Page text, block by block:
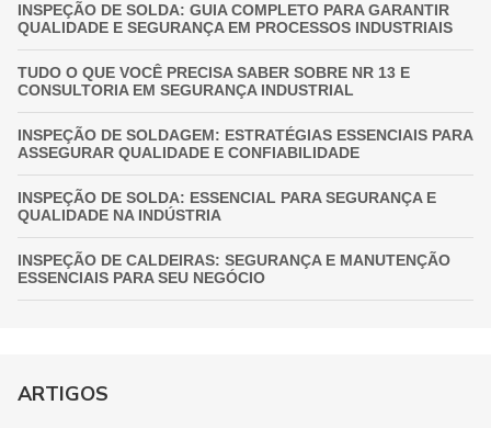
INSPEÇÃO DE SOLDA: GUIA COMPLETO PARA GARANTIR
QUALIDADE E SEGURANÇA EM PROCESSOS INDUSTRIAIS
TUDO O QUE VOCÊ PRECISA SABER SOBRE NR 13 E
CONSULTORIA EM SEGURANÇA INDUSTRIAL
INSPEÇÃO DE SOLDAGEM: ESTRATÉGIAS ESSENCIAIS PARA
ASSEGURAR QUALIDADE E CONFIABILIDADE
INSPEÇÃO DE SOLDA: ESSENCIAL PARA SEGURANÇA E
QUALIDADE NA INDÚSTRIA
INSPEÇÃO DE CALDEIRAS: SEGURANÇA E MANUTENÇÃO
ESSENCIAIS PARA SEU NEGÓCIO
GUIA COMPLETO DE INSPEÇÃO DE VASOS DE PRESSÃO:
GARANTINDO SEGURANÇA E CONFORMIDADE
ARTIGOS